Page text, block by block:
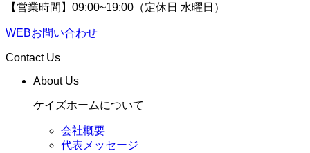
【営業時間】09:00~19:00（定休日 水曜日）
WEBお問い合わせ
Contact Us
About Us
ケイズホームについて
会社概要
代表メッセージ